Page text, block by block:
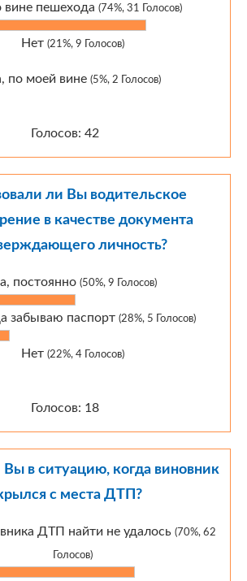
вине пешехода (74%, 31 Голосов)
Нет (21%, 9 Голосов)
по моей вине (5%, 2 Голосов)
Голосов: 42
ли Вы водительское
в качестве документа
личность?
постоянно (50%, 9 Голосов)
забываю паспорт (28%, 5 Голосов)
Нет (22%, 4 Голосов)
Голосов: 18
в ситуацию, когда виновник
с места ДТП?
ДТП найти не удалось (70%, 62
Голосов)